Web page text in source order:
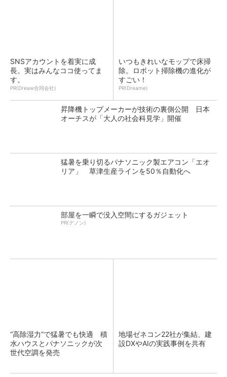
SNSアカウントを着実に成
長。実はみんなココ使ってま
す。
PR(Dreaw合同会社)
いつもきれいなモップで床掃
除。ロボット掃除機の進化が
すごい！
PR(Dreame)
昇降機トップメーカーが技術の裏側公開 日本
オーチスが「大人の社会科見学」開催
猛暑を乗り切るパナソニック製エアコン「エオ
リア」 草津生産ラインを50％自動化へ
部屋を一瞬で没入空間にするガジェット
PR(デノン)
“高除湿力”で猛暑でも快適 積
水ハウスとパナソニックが次
世代空調を発売
地場ゼネコン22社が集結、建
設DXやAIの実践事例を共有